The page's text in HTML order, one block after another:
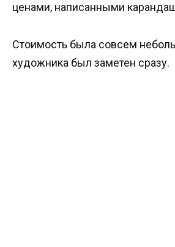
ценами, написанными
Стоимость была совсем
художника был заметен сразу.